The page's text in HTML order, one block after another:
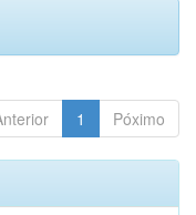
1 Póximo